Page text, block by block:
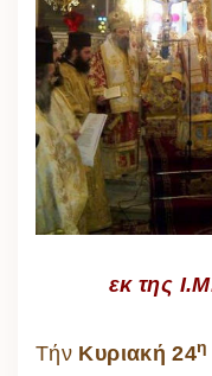
εκ της
Τήν Κυριακή 24η